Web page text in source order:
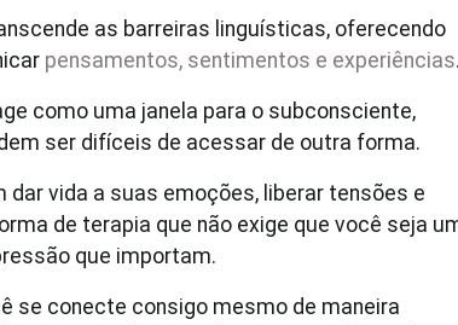
as barreiras linguísticas, oferecendo
pensamentos, sentimentos e experiências.
como uma janela para o subconsciente,
ser difíceis de acessar de outra forma.
vida a suas emoções, liberar tensões e
de terapia que não exige que você seja
que importam.
se conecte consigo mesmo de maneira